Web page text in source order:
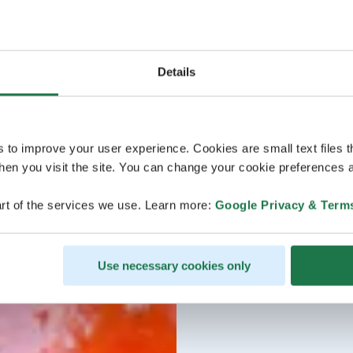
Details
to improve your user experience. Cookies are small text files
you visit the site. You can change your cookie preferences
of the services we use. Learn more: Google Privacy &
Use necessary cookies only